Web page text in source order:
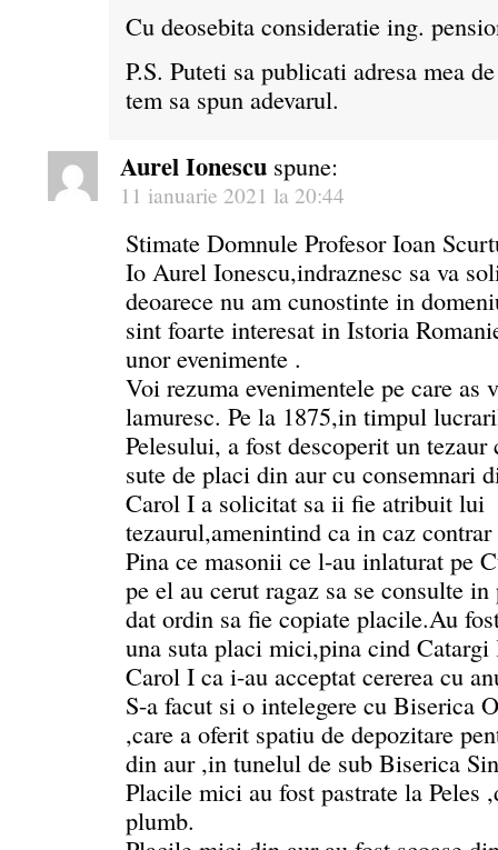
Cu deosebita consideratie ing.
P.S. Puteti sa publicati adresa mea
tem sa spun adevarul.
Aurel Ionescu spune:
11 ianuarie 2021 la 20:44
Stimate Domnule Profesor Ioan
Io Aurel Ionescu,indraznesc sa va
deoarece nu am cunostinte in
sint foarte interesat in Istoria
unor evenimente .
Voi rezuma evenimentele pe care as
lamuresc. Pe la 1875,in timpul
Pelesului, a fost descoperit un
sute de placi din aur cu consemnari
Carol I a solicitat sa ii fie atribuit lui
tezaurul,amenintind ca in caz
Pina ce masonii ce l-au inlaturat pe
pe el au cerut ragaz sa se consulte
dat ordin sa fie copiate placile.Au
una suta placi mici,pina cind Catargi
Carol I ca i-au acceptat cererea cu
S-a facut si o intelegere cu Biserica
,care a oferit spatiu de depozitare
din aur ,in tunelul de sub Biserica
Placile mici au fost pastrate la Peles
plumb.